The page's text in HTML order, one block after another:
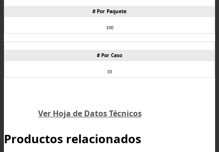
# Por Paquete
100
# Por Caso
10
Ver Hoja de Datos Técnicos
Productos relacionados